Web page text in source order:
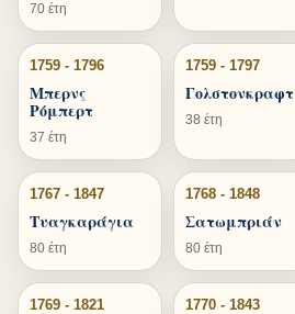
70 έτη
1759 - 1796
Μπερνς
Ρόμπερτ
37 έτη
1759 - 1797
Γολστονκραφτ
38 έτη
1767 - 1847
Τυαγκαράγια
80 έτη
1768 - 1848
Σατωμπριάν
80 έτη
1769 - 1821 1770 - 1843